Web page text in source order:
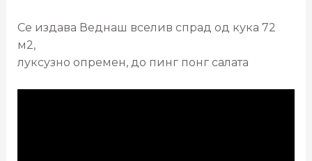
Се издава Веднаш вселив спрад од кука 72
м2,
луксузно опремен, до пинг понг салата